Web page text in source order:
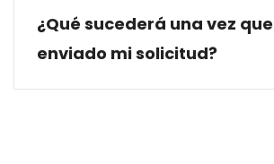
¿Qué sucederá una vez
enviado mi solicitud?